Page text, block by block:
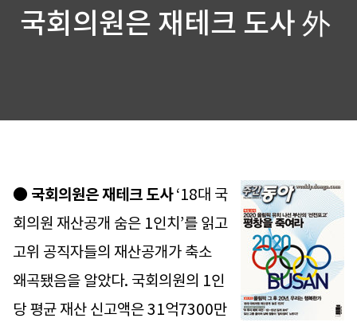
국회의원은 재테크 도사 外
● 국회의원은 재테크 도사‘18대 국
회의원 재산공개 숨은 1인치’를 읽고
고위 공직자들의 재산공개가 축소
왜곡됐음을 알았다. 국회의원의 1인
당 평균 재산 신고액은 31억7300만